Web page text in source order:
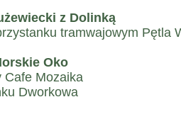
z Dolinką
tramwajowym Pętla
Oko
Cafe Mozaika
Dworkowa